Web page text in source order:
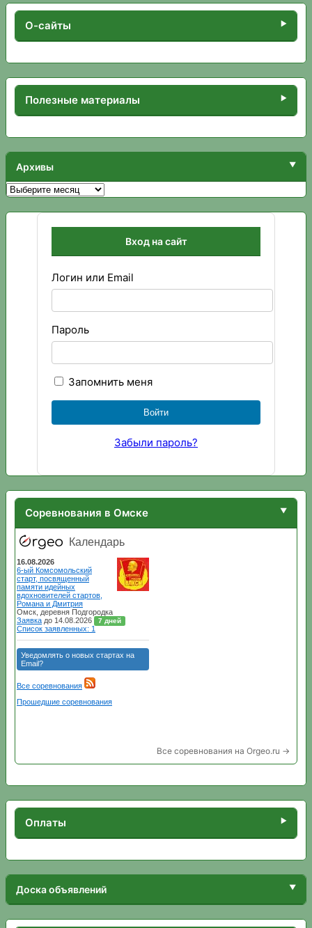
О-сайты
Полезные материалы
Архивы
Архивы
Вход на сайт
Логин или Email
Пароль
Запомнить меня
Забыли пароль?
Соревнования в Омске
Все соревнования на Orgeo.ru →
Оплаты
Доска объявлений